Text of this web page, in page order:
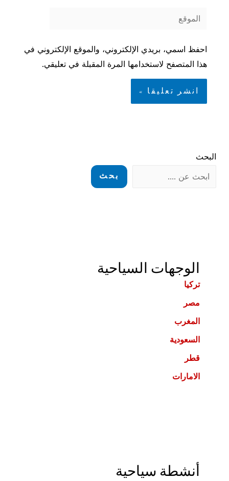
الموقع
احفظ اسمي، بريدي الإلكتروني، والموقع الإلكتروني في
هذا المتصفح لاستخدامها المرة المقبلة في تعليقي.
البحث
بحث
الوجهات السياحية
تركيا
مصر
المغرب
السعودية
قطر
الامارات
أنشطة سياحية